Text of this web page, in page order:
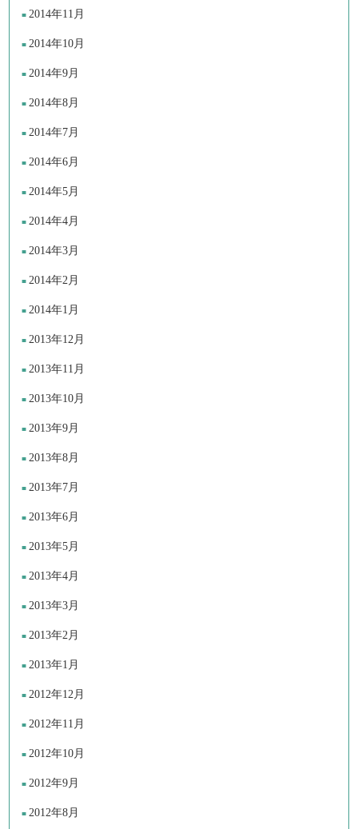
2014年11月
2014年10月
2014年9月
2014年8月
2014年7月
2014年6月
2014年5月
2014年4月
2014年3月
2014年2月
2014年1月
2013年12月
2013年11月
2013年10月
2013年9月
2013年8月
2013年7月
2013年6月
2013年5月
2013年4月
2013年3月
2013年2月
2013年1月
2012年12月
2012年11月
2012年10月
2012年9月
2012年8月